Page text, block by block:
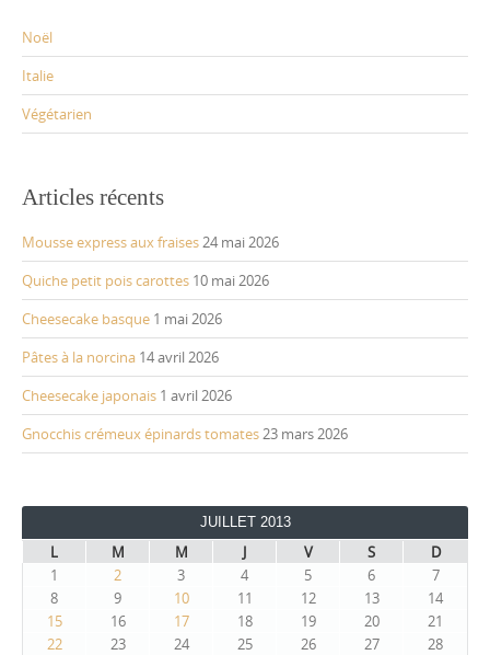
Noël
Italie
Végétarien
Articles récents
Mousse express aux fraises24 mai 2026
Quiche petit pois carottes 10 mai 2026
Cheesecake basque 1 mai 2026
Pâtes à la norcina 14 avril 2026
Cheesecake japonais 1 avril 2026
Gnocchis crémeux épinards tomates23 mars 2026
JUILLET 2013
L M M J V S
D
1
2 3 4 5 6
7
8
9 10 11 12 13
14
15
16 17 18 19 20
21
22
23 24 25 26 27
28